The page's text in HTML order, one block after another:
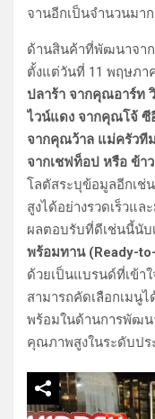
จานอีกเป็นจำนวนมาก
ด้านสินค้าที่พัฒนาจา
ตั้งแต่วันที่ 11 พฤษภา
ปลาร้า จากคุณอาร์ท
ไวน์แดง จากคุณโจ้
จากคุณว้าล แม่ครัวที
จากเชฟท็อป หรือ ข้า
โลตัสระบุข้อมูลอีกเช่
สูงได้อย่างรวดเร็วแ
ผลตอบรับที่ดีเช่นนี้นับ
พร้อมทาน (Ready-to-
ด้วยเป็นแบรนด์ที่เข้า
สามารถคัดเลือกเมนู
พร้อมในด้านการพัฒน
คุณภาพสูงในระดับปร